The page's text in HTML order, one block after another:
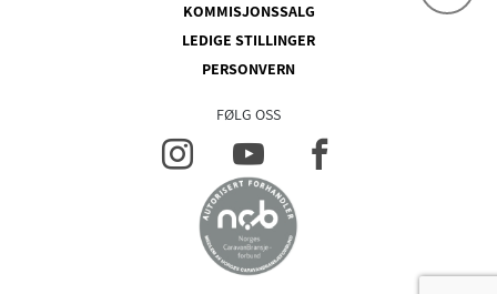
KOMMISJONSSALG
LEDIGE STILLINGER
PERSONVERN
FØLG OSS